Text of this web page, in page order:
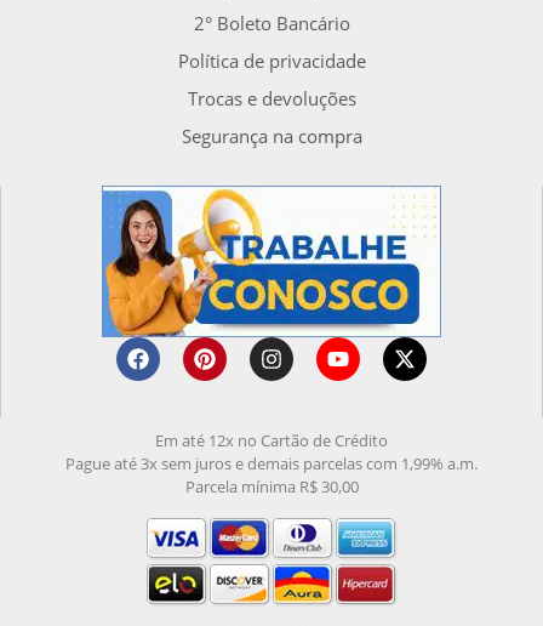
2° Boleto Bancário
Política de privacidade
Trocas e devoluções
Segurança na compra
Em até 12x no Cartão de Crédito
Pague até 3x sem juros e demais parcelas com 1,99% a.m.
Parcela mínima R$ 30,00